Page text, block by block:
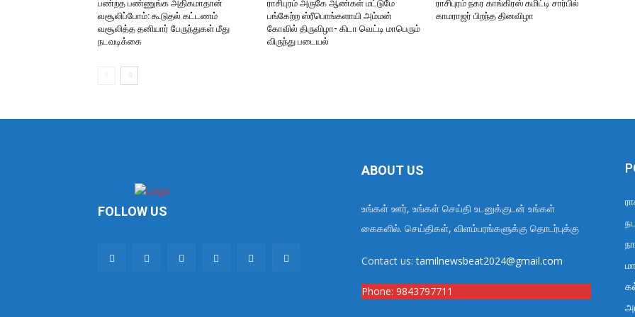
பண்றத பண்ணுங்க அதிகமாதான்
வசூலிப்போம்: கூடுதல் கட்டணம்
வசூலித்த தனியார் பேருந்துகள் மீது
நடவடிக்கை
ராசிபுரம் அருகே ஆண்கள் மட்டுமே
பங்கேற்ற ஸ்ரீபொங்களாயி அம்மன்
கோவில் திருவிழா- கிடா வெட்டி மாபெரும்
விருந்து படையல்
ராசிபுரம் நகர காங்கிரஸ் கமிட்டி சார்பில்
காமராஜர் பிறந்த தினவிழா
FOLLOW US
ABOUT US
உங்கள் ஊர், உங்கள் செய்தி உடனுக்குடன் உங்கள்
கைகளில். செய்திகள், விளம்பரங்களுக்கு தொடர்புக்கு
Contact us:tamilnewsbeat2024@gmail.com
Phone: 9843797711